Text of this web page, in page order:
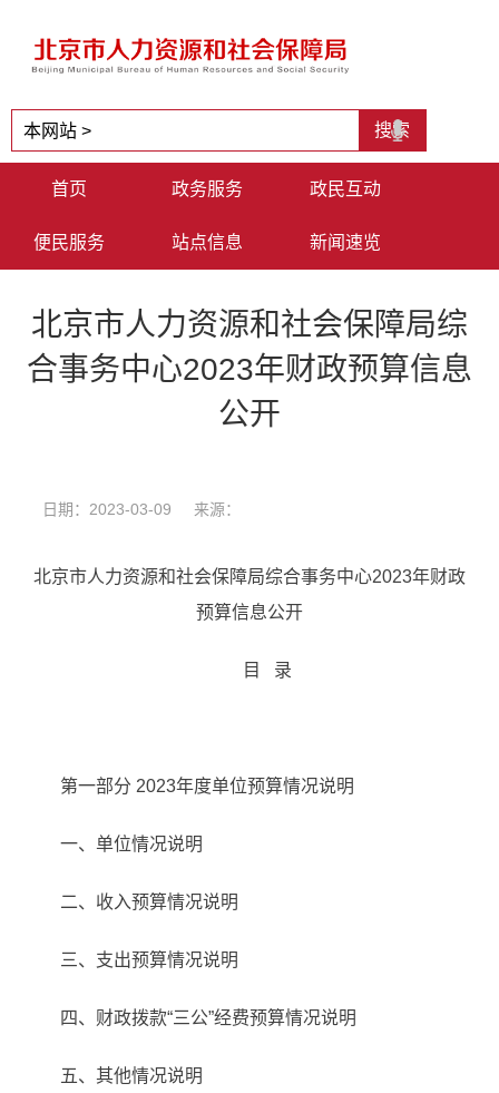
首页 政务服务 政民互动
便民服务 站点信息 新闻速览
北京市人力资源和社会保障局综
合事务中心2023年财政预算信息
公开
日期：2023-03-09 来源：
北京市人力资源和社会保障局综合事务中心2023年财政
预算信息公开
目 录
第一部分 2023年度单位预算情况说明
一、单位情况说明
二、收入预算情况说明
三、支出预算情况说明
四、财政拨款“三公”经费预算情况说明
五、其他情况说明